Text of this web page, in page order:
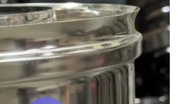
Серия FERRUM HF